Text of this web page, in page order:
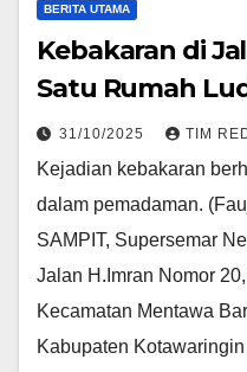
BERITA UTAMA
Kebakaran di
Satu Rumah
31/10/2025 TIM
Kejadian kebakaran
dalam pemadaman.
SAMPIT, Supersemar
Jalan H.Imran Nomor
Kecamatan Mentawa
Kabupaten